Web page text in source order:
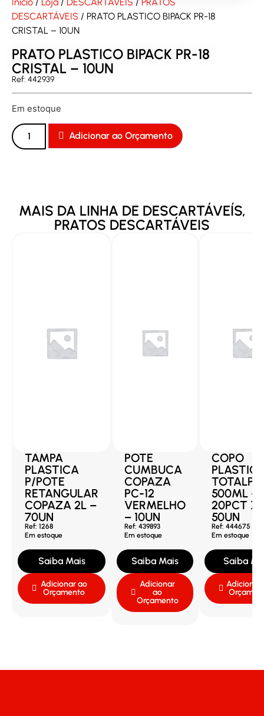
DESCARTÁVEIS / PRATO PLASTICO BIPACK PR-18
CRISTAL – 10UN
PRATO PLASTICO BIPACK PR-18
CRISTAL – 10UN
Ref: 442939
Em estoque
Adicionar ao Orçamento
MAIS DA LINHA DE DESCARTÁVEÍS,
PRATOS DESCARTÁVEIS
TAMPA
PLASTICA
P/POTE
RETANGULAR
COPAZA 2L –
70UN
Ref: 1268
Em estoque
Saiba Mais
Adicionar ao
Orçamento
POTE
CUMBUCA
COPAZA
PC-12
VERMELHO
– 10UN
Ref: 439893
Em estoque
Saiba Mais
Adicionar
ao
Orçamento
COPO
500ML –
20PCT X
50UN
Ref: 444675
Em estoque
Saiba
Adicionar